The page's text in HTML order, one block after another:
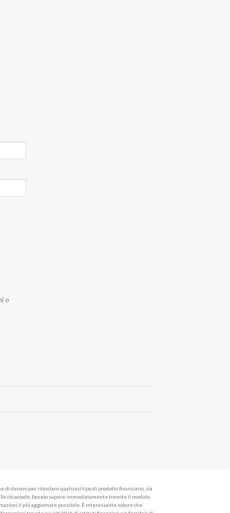
o
di denaro per rilasciare qualsiasi tipo di prodotto finanziario, sia
ciò accade, faccelo sapere immediatamente tramite il modulo.
il più aggiornate possibile. È interessante notare che